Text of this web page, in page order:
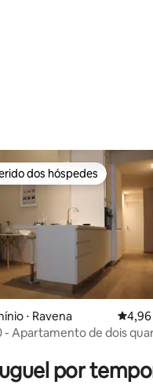
de 5, 254 avaliações
de 5, 145 avaliações
melhores preferidos dos
dos hóspedes
⋅ Ravena 4,96
4,96
- Apartamento de dois
por